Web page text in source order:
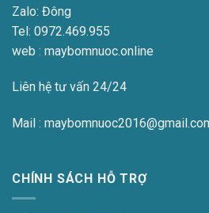
Zalo: Đông
Tel: 0972.469.955
web : maybomnuoc.online
Liên hệ tư vấn 24/24
Mail :
CHÍNH SÁCH HỖ TRỢ